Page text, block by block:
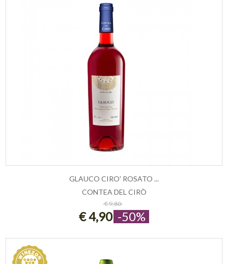
ESAURITO
GLAUCO CIRO' ROSATO ...
CONTEA DEL CIRÒ
€ 9,80
€ 4,90 -50%